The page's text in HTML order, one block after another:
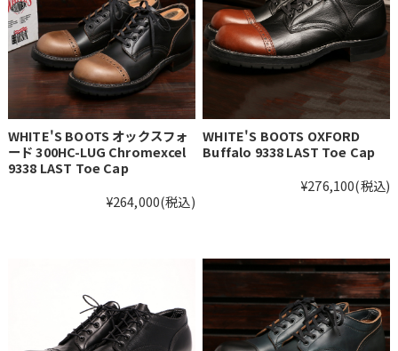
WHITE'S BOOTS オックスフォ
ード 300HC-LUG Chromexcel
9338 LAST Toe Cap
¥264,000(税込)
WHITE'S BOOTS OXFORD
Buffalo 9338 LAST Toe Cap
¥276,100(税込)